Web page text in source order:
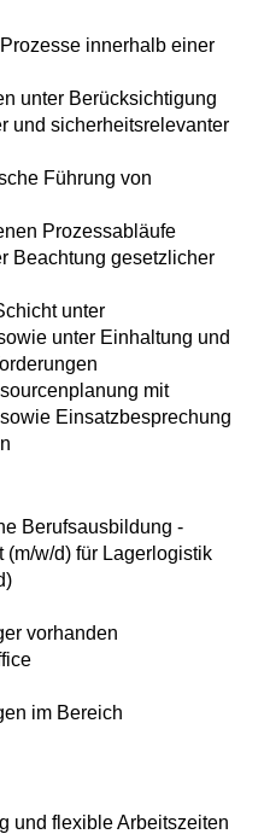
innerhalb einer
unter Berücksichtigung
und sicherheitsrelevanter
Führung von
Prozessabläufe
Beachtung gesetzlicher
unter
unter Einhaltung und
mit
Einsatzbesprechung
Berufsausbildung -
(m/w/d) für Lagerlogistik
vorhanden
im Bereich
und flexible Arbeitszeiten